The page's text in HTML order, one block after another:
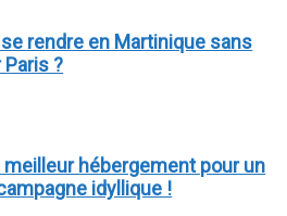
rendre en Martinique sans
?
meilleur hébergement pour un
idyllique !